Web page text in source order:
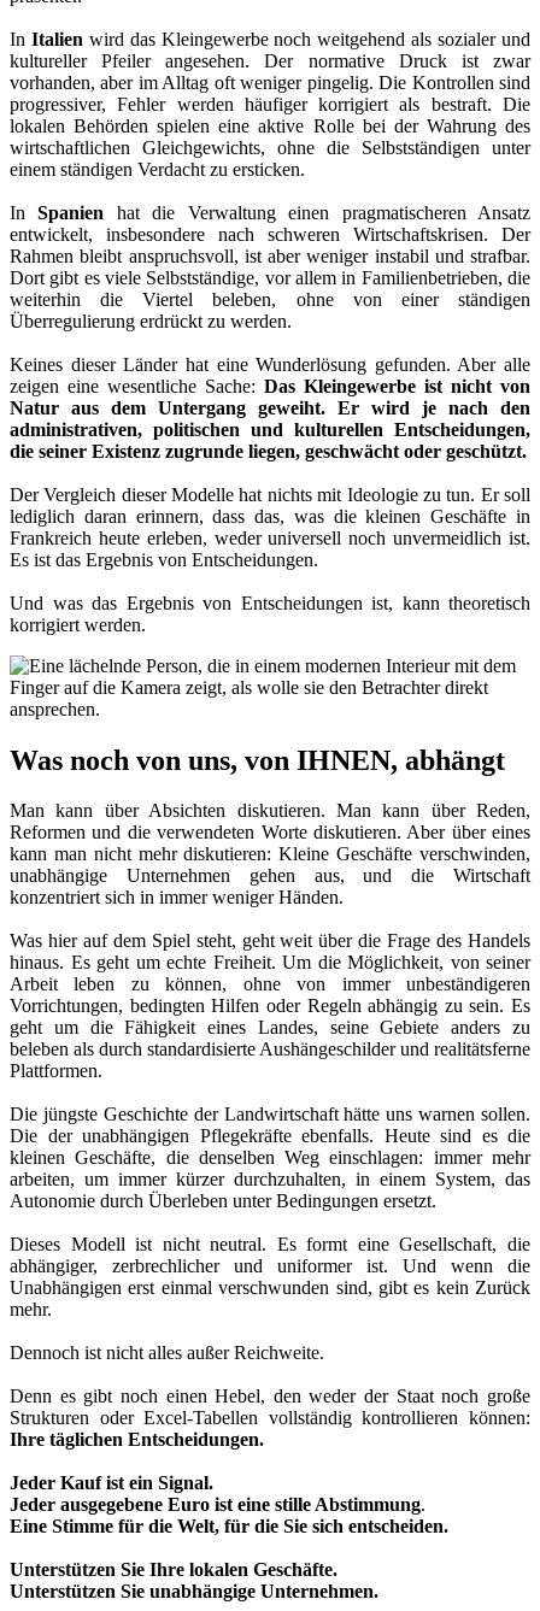
In Italien wird das Kleingewerbe noch weitgehend als sozialer und
kultureller Pfeiler angesehen. Der normative Druck ist zwar
vorhanden, aber im Alltag oft weniger pingelig. Die Kontrollen sind
progressiver, Fehler werden häufiger korrigiert als bestraft. Die
lokalen Behörden spielen eine aktive Rolle bei der Wahrung des
wirtschaftlichen Gleichgewichts, ohne die Selbstständigen unter
einem ständigen Verdacht zu ersticken.
InSpanien hat die Verwaltung einen pragmatischeren Ansatz
entwickelt, insbesondere nach schweren Wirtschaftskrisen. Der
Rahmen bleibt anspruchsvoll, ist aber weniger instabil und strafbar.
Dort gibt es viele Selbstständige, vor allem in Familienbetrieben, die
weiterhin die Viertel beleben, ohne von einer ständigen
Überregulierung erdrückt zu werden.
Keines dieser Länder hat eine Wunderlösung gefunden. Aber alle
zeigen eine wesentliche Sache: Das Kleingewerbe ist nicht von
Natur aus dem Untergang geweiht. Er wird je nach den
administrativen, politischen und kulturellen Entscheidungen,
die seiner Existenz zugrunde liegen, geschwächt oder geschützt.
Der Vergleich dieser Modelle hat nichts mit Ideologie zu tun. Er soll
lediglich daran erinnern, dass das, was die kleinen Geschäfte in
Frankreich heute erleben, weder universell noch unvermeidlich ist.
Es ist das Ergebnis von Entscheidungen.
Und was das Ergebnis von Entscheidungen ist, kann theoretisch
korrigiert werden.
Was noch von uns, von IHNEN, abhängt
Man kann über Absichten diskutieren. Man kann über Reden,
Reformen und die verwendeten Worte diskutieren. Aber über eines
kann man nicht mehr diskutieren: Kleine Geschäfte verschwinden,
unabhängige Unternehmen gehen aus, und die Wirtschaft
konzentriert sich in immer weniger Händen.
Was hier auf dem Spiel steht, geht weit über die Frage des Handels
hinaus. Es geht um echte Freiheit. Um die Möglichkeit, von seiner
Arbeit leben zu können, ohne von immer unbeständigeren
Vorrichtungen, bedingten Hilfen oder Regeln abhängig zu sein. Es
geht um die Fähigkeit eines Landes, seine Gebiete anders zu
beleben als durch standardisierte Aushängeschilder und realitätsferne
Plattformen.
Die jüngste Geschichte der Landwirtschaft hätte uns warnen sollen.
Die der unabhängigen Pflegekräfte ebenfalls. Heute sind es die
kleinen Geschäfte, die denselben Weg einschlagen: immer mehr
arbeiten, um immer kürzer durchzuhalten, in einem System, das
Autonomie durch Überleben unter Bedingungen ersetzt.
Dieses Modell ist nicht neutral. Es formt eine Gesellschaft, die
abhängiger, zerbrechlicher und uniformer ist. Und wenn die
Unabhängigen erst einmal verschwunden sind, gibt es kein Zurück
mehr.
Dennoch ist nicht alles außer Reichweite.
Denn es gibt noch einen Hebel, den weder der Staat noch große
Strukturen oder Excel-Tabellen vollständig kontrollieren können:
Ihre täglichen Entscheidungen.
Jeder Kauf ist ein Signal.
Jeder ausgegebene Euro ist eine stille Abstimmung.
Eine Stimme für die Welt, für die Sie sich entscheiden.
Unterstützen Sie Ihre lokalen Geschäfte.
Unterstützen Sie unabhängige Unternehmen.